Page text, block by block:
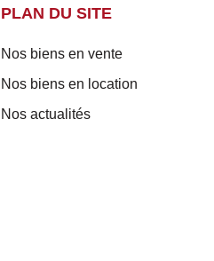
PLAN DU SITE
Nos biens en vente
Nos biens en location
Nos actualités